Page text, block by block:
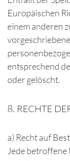
Europäischen
einem anderen
entsprechend
oder gelöscht.
8. RECHTE
a) Recht auf
Jede betroffene